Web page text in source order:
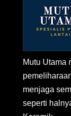
Mutu Utama
menjaga
seperti